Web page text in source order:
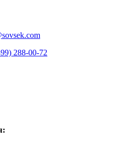
288-00-72